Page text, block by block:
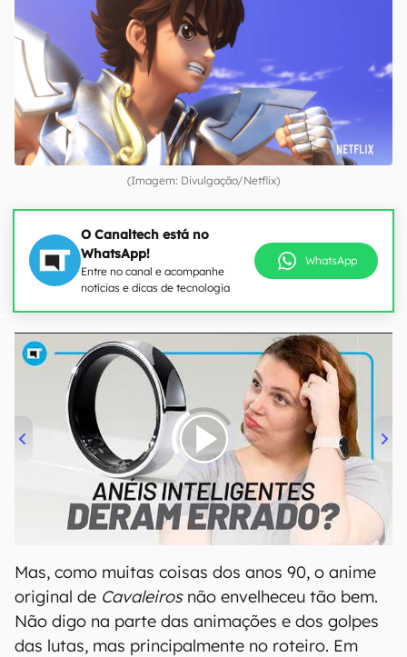
(Imagem: Divulgação/Netflix)
O Canaltech está no
WhatsApp!
Entre no canal e acompanhe
notícias e dicas de tecnologia
WhatsApp
00:00/21:11
Mas, como muitas coisas dos anos 90, o anime
original de Cavaleirosnão envelheceu tão bem.
Não digo na parte das animações e dos golpes
das lutas, mas principalmente no roteiro. Em